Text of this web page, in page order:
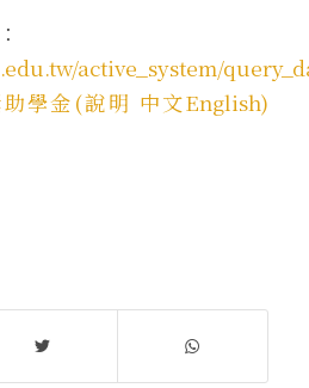
active_system/
學金(說明 中文English)